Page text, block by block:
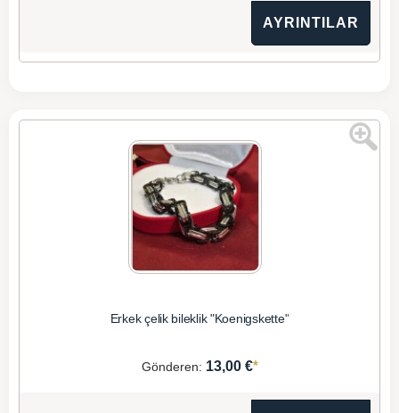
AYRINTILAR
Erkek çelik bileklik "Koenigskette"
Gönderen: 13,00 €*